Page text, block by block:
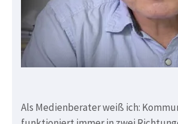
Als Medienberater weiß ich: